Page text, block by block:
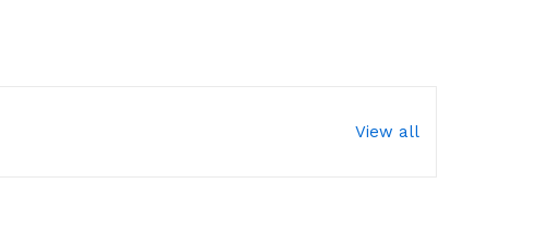
View all